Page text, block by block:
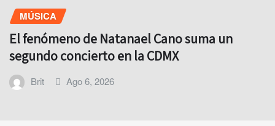
MÚSICA
El fenómeno de Natanael Cano suma un
segundo concierto en la CDMX
Brit Ago 6, 2026